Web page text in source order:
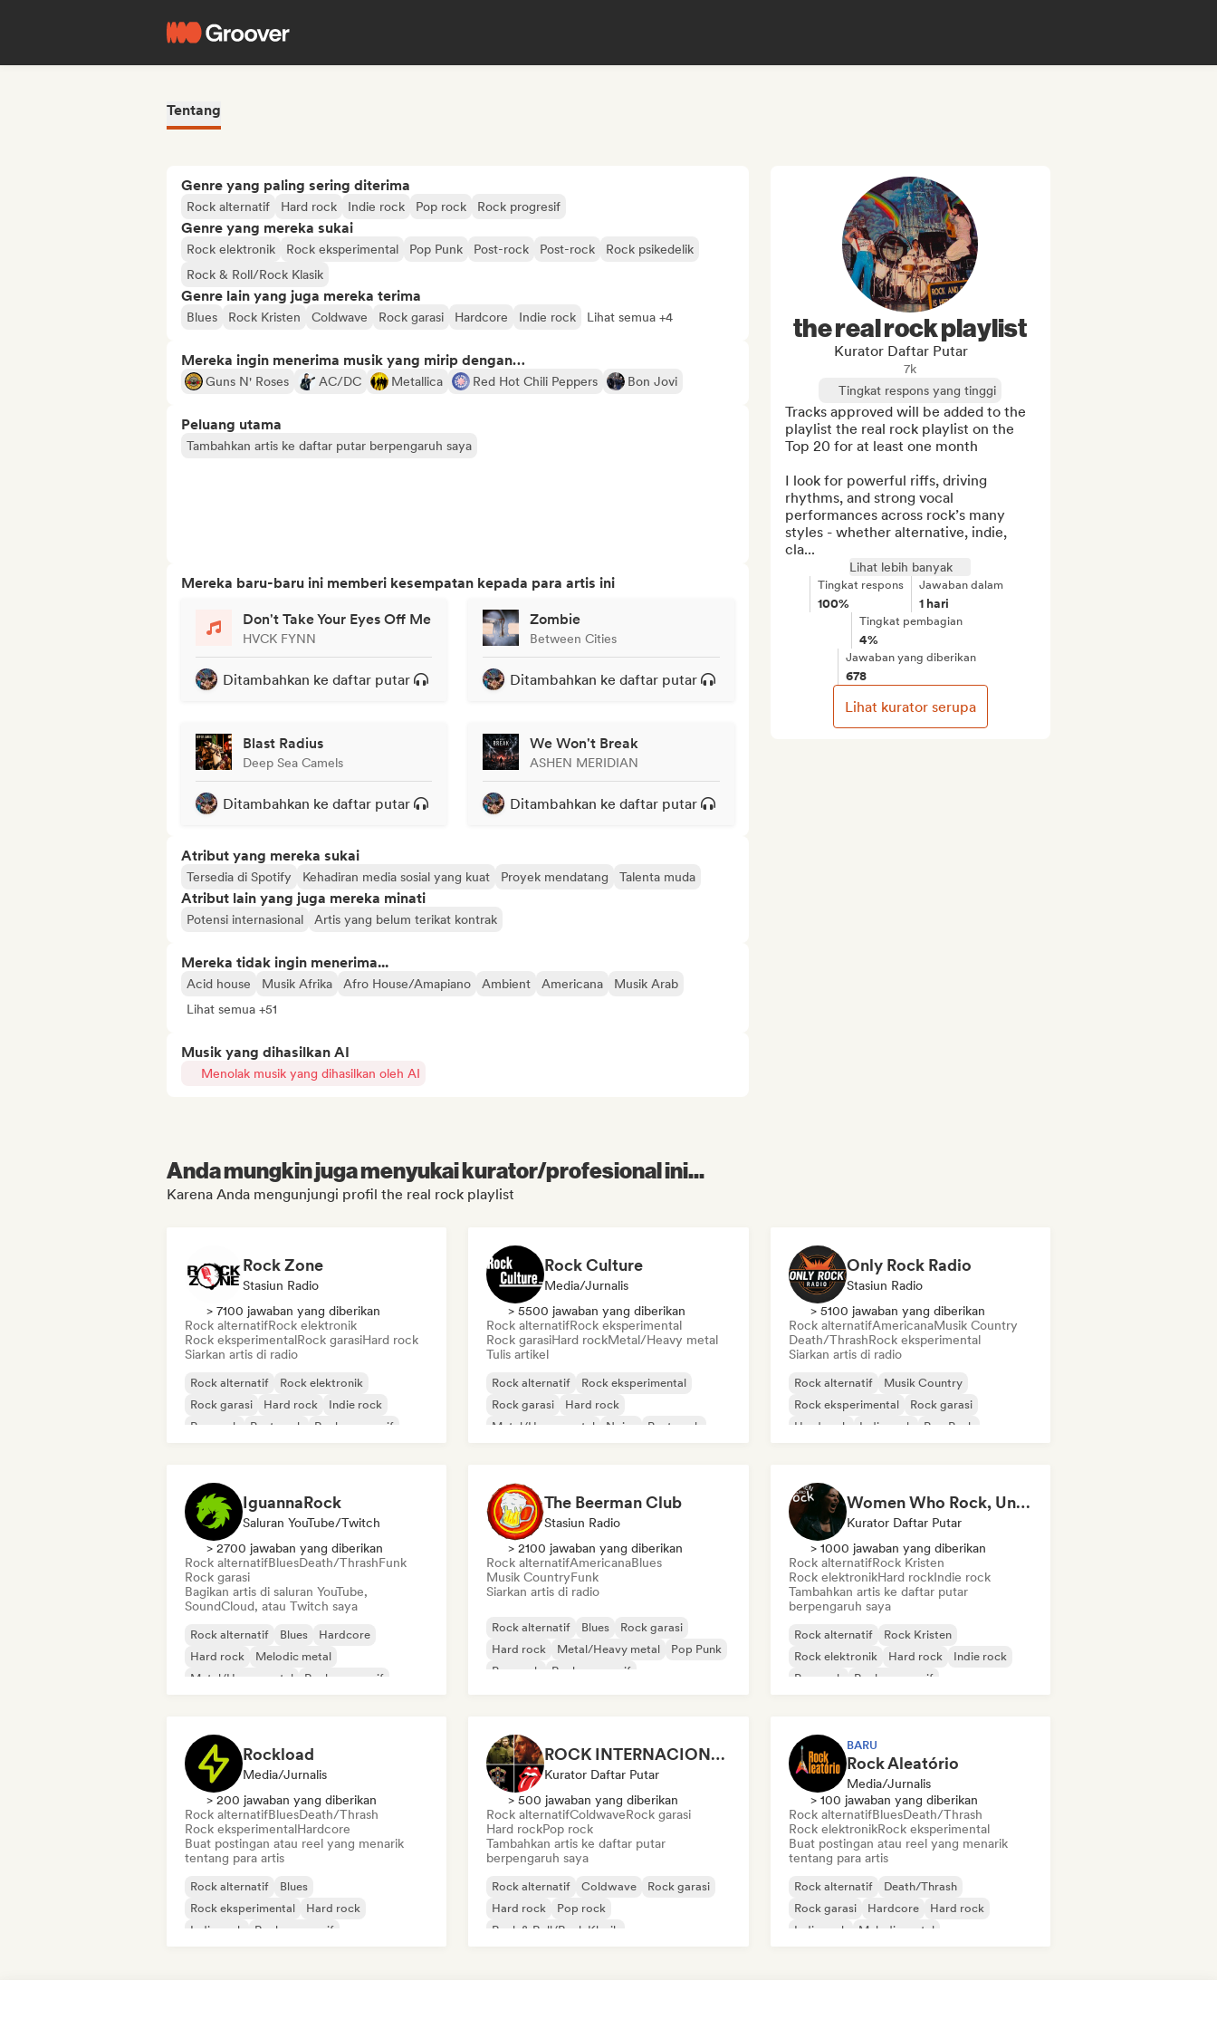
Tentang
Genre yang paling sering diterima
Rock alternatif Hard rock Indie rock Pop rock Rock progresif
Genre yang mereka sukai
Rock elektronik Rock eksperimental Pop Punk Post-rock Post-rock
Rock psikedelik
Rock & Roll/Rock Klasik
Genre lain yang juga mereka terima
Blues Rock Kristen Coldwave Rock garasi Hardcore Indie rock Lihat semua +4
Mereka ingin menerima musik yang mirip dengan…
Guns N' Roses AC/DC Metallica Red Hot Chili Peppers Bon Jovi
Peluang utama
Tambahkan artis ke daftar putar berpengaruh saya
Mereka baru-baru ini memberi kesempatan kepada para artis ini
Don't Take Your Eyes Off Me
HVCK FYNN
Ditambahkan ke daftar putar
Zombie
Between Cities
Ditambahkan ke daftar putar
Blast Radius
Deep Sea Camels
Ditambahkan ke daftar putar
We Won't Break
ASHEN MERIDIAN
Ditambahkan ke daftar putar
Atribut yang mereka sukai
Tersedia di Spotify Kehadiran media sosial yang kuat Proyek mendatang Talenta muda
Atribut lain yang juga mereka minati
Potensi internasional Artis yang belum terikat kontrak
Mereka tidak ingin menerima...
Acid house Musik Afrika Afro House/Amapiano Ambient Americana
Musik Arab
Lihat semua +51
Musik yang dihasilkan AI
Menolak musik yang dihasilkan oleh AI
the real rock playlist
Kurator Daftar Putar
7k
Tingkat respons yang tinggi
Tracks approved will be added to the
playlist the real rock playlist on the
Top 20 for at least one month
I look for powerful riffs, driving
rhythms, and strong vocal
performances across rock’s many
styles - whether alternative, indie,
cla...
Lihat lebih banyak
Tingkat respons
100%
Jawaban dalam
1 hari
Tingkat pembagian
4%
Jawaban yang diberikan
678
Lihat kurator serupa
Anda mungkin juga menyukai kurator/profesional ini...
Karena Anda mengunjungi profil the real rock playlist
Rock Zone
Stasiun Radio
> 7100 jawaban yang diberikan
Rock alternatifRock elektronik
Rock eksperimentalRock garasiHard rock
Siarkan artis di radio
Rock alternatif
Rock elektronik
Rock garasi
Hard rock
Indie rock
Pop rock
Post-rock Rock progresif
Rock Culture
Media/Jurnalis
> 5500 jawaban yang diberikan
Rock alternatifRock eksperimental
Rock garasiHard rockMetal/Heavy metal
Tulis artikel
Rock alternatif
Rock eksperimental
Rock garasi
Hard rock
Metal/Heavy metal
Noise
Post-rock
Only Rock Radio
Stasiun Radio
> 5100 jawaban yang diberikan
Rock alternatifAmericanaMusik Country
Death/ThrashRock eksperimental
Siarkan artis di radio
Rock alternatif
Musik Country
Rock eksperimental
Rock garasi
Hard rock
Indie rock
Pop Punk
IguannaRock
Saluran YouTube/Twitch
> 2700 jawaban yang diberikan
Rock alternatifBluesDeath/ThrashFunk
Rock garasi
Bagikan artis di saluran YouTube,
SoundCloud, atau Twitch saya
Rock alternatif Blues
Hardcore
Hard rock
Melodic metal
Metal/Heavy metal
Rock progresif
The Beerman Club
Stasiun Radio
> 2100 jawaban yang diberikan
Rock alternatifAmericanaBlues
Musik CountryFunk
Siarkan artis di radio
Rock alternatif Blues
Rock garasi
Hard rock
Metal/Heavy metal
Pop Punk
Pop rock
Rock progresif
Women Who Rock, Unapologetically
Kurator Daftar Putar
> 1000 jawaban yang diberikan
Rock alternatifRock Kristen
Rock elektronikHard rockIndie rock
Tambahkan artis ke daftar putar
berpengaruh saya
Rock alternatif
Rock Kristen
Rock elektronik
Hard rock
Indie rock
Pop rock
Rock progresif
Rockload
Media/Jurnalis
> 200 jawaban yang diberikan
Rock alternatifBluesDeath/Thrash
Rock eksperimentalHardcore
Buat postingan atau reel yang menarik
tentang para artis
Rock alternatif
Blues
Rock eksperimental
Hard rock
Indie rock
Rock progresif
ROCK INTERNACIONAL - EXITOS
Kurator Daftar Putar
> 500 jawaban yang diberikan
Rock alternatifColdwaveRock garasi
Hard rockPop rock
Tambahkan artis ke daftar putar
berpengaruh saya
Rock alternatif Coldwave
Rock garasi
Hard rock
Pop rock
Rock & Roll/Rock Klasik
BARU
Rock Aleatório
Media/Jurnalis
> 100 jawaban yang diberikan
Rock alternatifBluesDeath/Thrash
Rock elektronikRock eksperimental
Buat postingan atau reel yang menarik
tentang para artis
Rock alternatif
Death/Thrash
Rock garasi
Hardcore
Hard rock
Indie rock
Melodic metal